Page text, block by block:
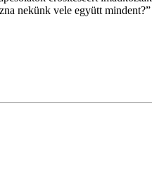
nekünk vele együtt mindent?”